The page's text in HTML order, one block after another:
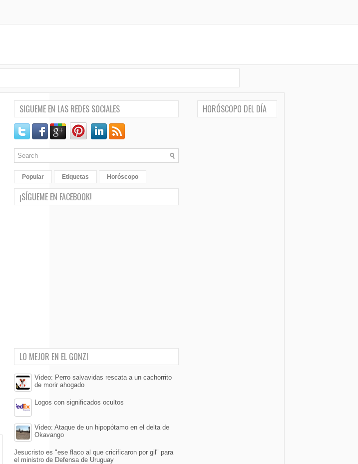
SIGUEME EN LAS REDES SOCIALES
Popular Etiquetas Horóscopo
¡SÍGUEME EN FACEBOOK!
LO MEJOR EN EL GONZI
Video: Perro salvavidas rescata a un cachorrito
de morir ahogado
Logos con significados ocultos
Video: Ataque de un hipopótamo en el delta de
Okavango
Jesucristo es "ese flaco al que cricificaron por gil" para
el ministro de Defensa de Uruguay
HORÓSCOPO DEL DÍA